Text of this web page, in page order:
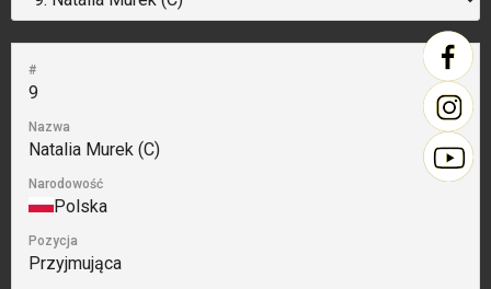
#
9
Nazwa
Natalia Murek (C)
Narodowość
Polska
Pozycja
Przyjmująca